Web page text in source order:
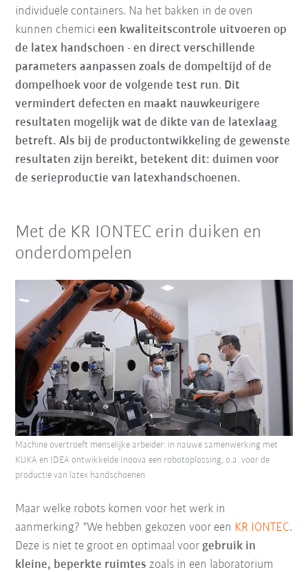
individuele containers. Na het bakken in de oven
kunnen chemicieen kwaliteitscontrole uitvoeren op
de latex handschoen -en direct verschillende
parameters aanpassen zoals de dompeltijd of de
dompelhoek voor de volgende test run. Dit
vermindert defecten en maakt nauwkeurigere
resultaten mogelijk wat de dikte van de latexlaag
betreft. Als bij de productontwikkeling de gewenste
resultaten zijn bereikt, betekent dit: duimen voor
de serieproductie van latexhandschoenen.
Met de KR IONTEC erin duiken en
onderdompelen
Maar welke robots komen voor het werk in
aanmerking? "We hebben gekozen voor een KR IONTEC.
Deze is niet te groot en optimaal voor gebruik in
kleine, beperkte ruimteszoals in een laboratorium
Machine overtroeft menselijke arbeider: in nauwe samenwerking met
KUKA en IDEA ontwikkelde Inoova een robotoplossing, o.a. voor de
productie van latex handschoenen